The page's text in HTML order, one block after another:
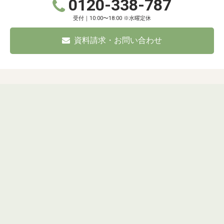
0120-338-787
受付｜10:00〜18:00 ※水曜定休
資料請求・お問い合わせ